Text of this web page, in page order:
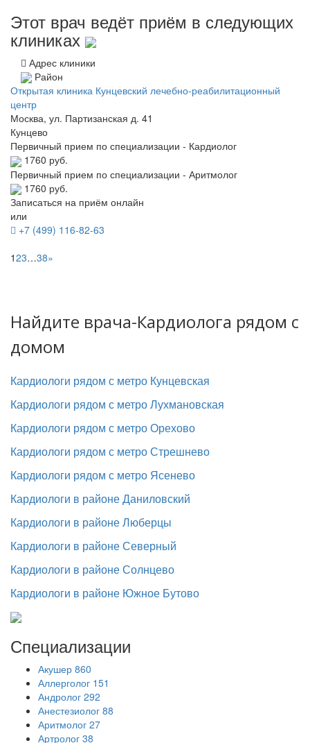
Этот врач ведёт приём в следующих
клиниках
Адрес клиники
Район
Открытая клиника Кунцевский лечебно-реабилитационный
центр
Москва, ул. Партизанская д. 41
Кунцево
Первичный прием по специализации - Кардиолог
1760 руб.
Первичный прием по специализации - Аритмолог
1760 руб.
Записаться на приём онлайн
или
+7 (499) 116-82-63
123…38»
Найдите врача-Кардиолога рядом с
домом
Кардиологи рядом с метро Кунцевская
Кардиологи рядом с метро Лухмановская
Кардиологи рядом с метро Орехово
Кардиологи рядом с метро Стрешнево
Кардиологи рядом с метро Ясенево
Кардиологи в районе Даниловский
Кардиологи в районе Люберцы
Кардиологи в районе Северный
Кардиологи в районе Солнцево
Кардиологи в районе Южное Бутово
Специализации
Акушер 860
Аллерголог 151
Андролог 292
Анестезиолог 88
Аритмолог 27
Артролог 38